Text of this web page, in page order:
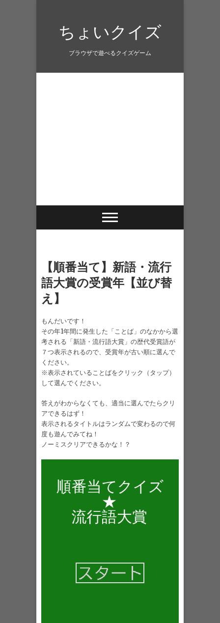
ちょいクイズ
ブラウザで遊べるクイズゲーム
【順番当て】新語・流行
語大賞の受賞年【並び替
え】
もんだいです！
その年1年間に発生した「ことば」のなかから選
考される「新語・流行語大賞」の歴代受賞語が
７つ表示されるので、受賞年が古い順に選んで
ください。
※表示されていることばをクリック（タップ）
して選んでください。
答えがわからなくても、適当に選んでたらクリ
アできるはず！
表示されるタイトルはランダムで変わるので何
度も遊んでみてね！
ノーミスクリアできるかな！？